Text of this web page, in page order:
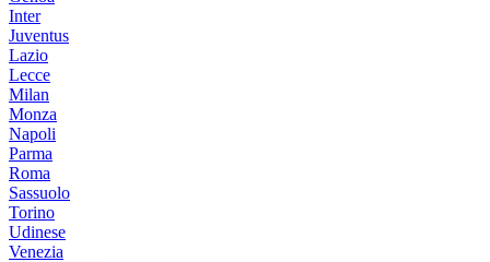
Inter
Juventus
Lazio
Lecce
Milan
Monza
Napoli
Parma
Roma
Sassuolo
Torino
Udinese
Venezia